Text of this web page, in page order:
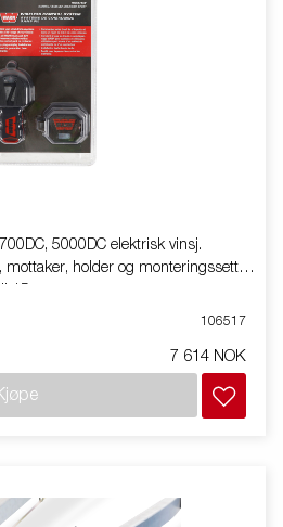
5000DC elektrisk vinsj.
mottaker, holder og monteringssett.
15 meter.
106517
7 614 NOK